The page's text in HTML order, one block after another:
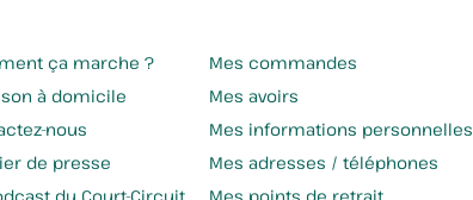
ça marche ?
à domicile
nous
de presse
Mes commandes
Mes avoirs
Mes informations personnelles
Mes adresses / téléphones